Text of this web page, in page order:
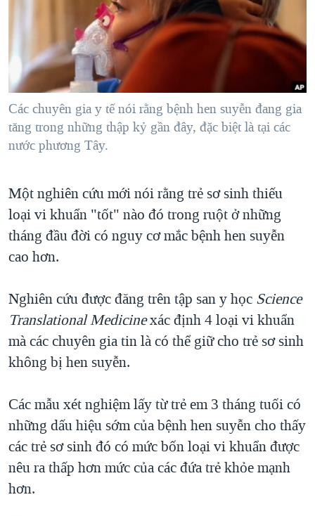
NGƯỜI VIỆT HẢI NGOẠI
ĐỜI SỐNG
KINH TẾ
KHOA HỌC
SỨC KHOẺ
VĂN HOÁ
GIÁO DỤC
HÀNH TRÌNH BẦU CỬ 2024
MỘT NĂM CHIẾN TRANH TẠI DẢI GAZA
GIẢI MÃ VÀNH ĐAI & CON ĐƯỜNG
NGÀY TỊ NẠN THẾ GIỚI
TRỊNH VĨNH BÌNH - NGƯỜI HẠ 'BÊN THẮNG CUỘC'
GROUND ZERO – XƯA VÀ NAY
CÁC GIÁ TRỊ CỘNG HÒA Ở VIỆT NAM
THƯỢNG ĐỈNH TRUMP-KIM TẠI VIỆT NAM
TRỊNH VĨNH BÌNH VS. CHÍNH PHỦ VIỆT NAM
BÊN KIA QUỐC LỘ: TIẾNG VỌNG TỪ NÔNG THÔN MỸ
VIDEO
MẠNG XÃ HỘI
Ngôn ngữ khác
Các chuyên gia y tế nói rằng bệnh hen suyễn đang gia
tăng trong những thập kỷ gần đây, đặc biệt là tại các
nước phương Tây.
Một nghiên cứu mới nói rằng trẻ sơ sinh thiếu
loại vi khuẩn "tốt" nào đó trong ruột ở những
tháng đầu đời có nguy cơ mắc bệnh hen suyễn
cao hơn.
Nghiên cứu được đăng trên tập san y học Science
Translational Medicinexác định 4 loại vi khuẩn
mà các chuyên gia tin là có thể giữ cho trẻ sơ sinh
không bị hen suyễn.
Các mẫu xét nghiệm lấy từ trẻ em 3 tháng tuối có
những dấu hiệu sớm của bệnh hen suyễn cho thấy
các trẻ sơ sinh đó có mức bốn loại vi khuẩn được
nêu ra thấp hơn mức của các đứa trẻ khỏe mạnh
hơn.